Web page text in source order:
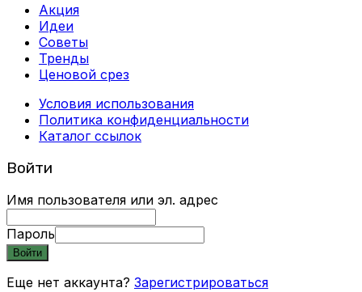
Акция
Идеи
Советы
Тренды
Ценовой срез
Условия использования
Политика конфиденциальности
Каталог ссылок
Войти
Имя пользователя или эл. адрес
Пароль
Войти
Еще нет аккаунта? Зарегистрироваться